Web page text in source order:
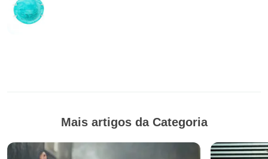
Mais artigos da Categoria